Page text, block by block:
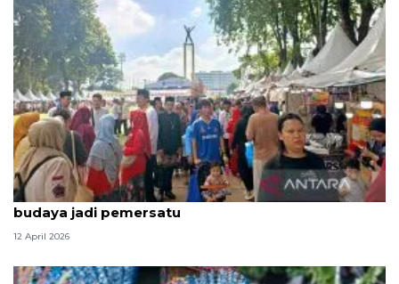
Ketum Bamus sebut Lebaran Betawi 2026 maknai
budaya jadi pemersatu
12 April 2026